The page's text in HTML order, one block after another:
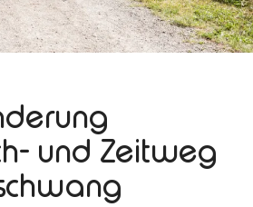
und Zeitweg